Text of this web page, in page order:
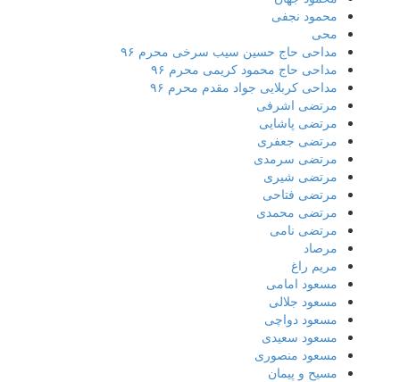
محمود نجفی
محی
مداحی حاج حسین سیب سرخی محرم ۹۶
مداحی حاج محمود کریمی محرم ۹۶
مداحی کربلایی جواد مقدم محرم ۹۶
مرتضی اشرفی
مرتضی پاشایی
مرتضی جعفری
مرتضی سرمدی
مرتضی شیری
مرتضی فتاحی
مرتضی محمدی
مرتضی نامی
مرصاد
مریم راغ
مسعود امامی
مسعود جلالی
مسعود دواچی
مسعود سعیدی
مسعود منصوری
مسیح و پیمان